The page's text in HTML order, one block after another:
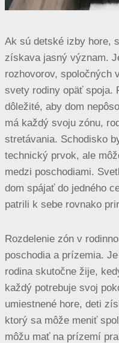
Ak sú detské izby hore,
získava jasný význam.
rozhovorov, spoločných
svety rodiny opäť spoja.
dôležité, aby dom
má každý svoju zónu,
stretávania. Schodisko
technický prvok, ale
medzi poschodiami.
dom spájať do jedného
patrili k sebe rovnako
Rozdelenie zón v
poschodia a prízemia.
rodina skutočne žije,
každý potrebuje svoj
umiestnené hore, deti
ktorý sa môže meniť
môžu mať na prízemí